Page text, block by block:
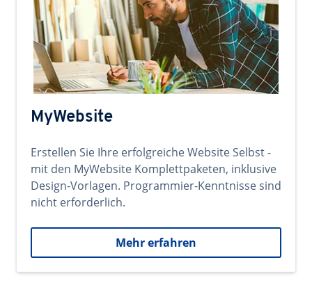
MyWebsite
Erstellen Sie Ihre erfolgreiche Website Selbst -
mit den MyWebsite Komplettpaketen, inklusive
Design-Vorlagen. Programmier-Kenntnisse sind
nicht erforderlich.
Mehr erfahren